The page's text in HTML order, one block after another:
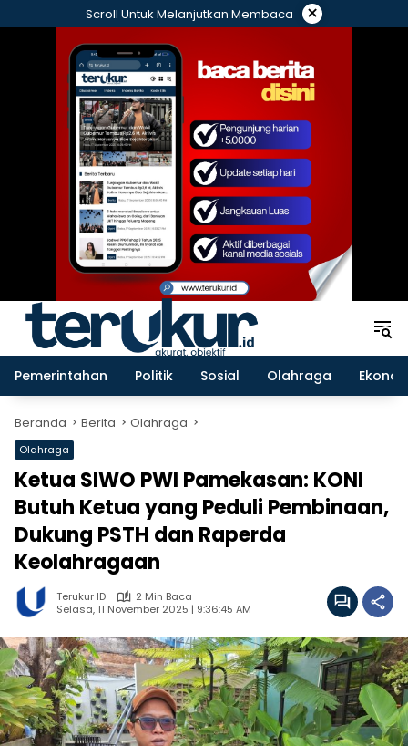
ke
Scroll Untuk Melanjutkan Membaca ×
Pemerintahan Politik Sosial Olahraga
Beranda Berita Olahraga
Olahraga
Ketua SIWO PWI Pamekasan: KONI
Butuh Ketua yang Peduli Pembinaan,
Dukung PSTH dan Raperda
Keolahragaan
Terukur ID
2 Min Baca
Selasa, 11 November 2025 | 9:36:45 AM